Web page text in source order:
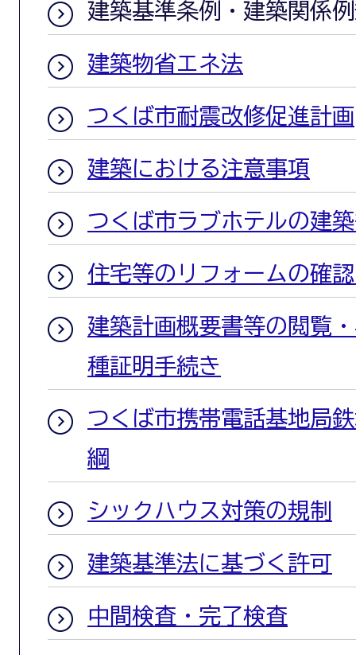
建築基準条例・建築関係
建築物省エネ法
つくば市耐震改修促進計画
建築における注意事項
つくば市ラブホテルの建
住宅等のリフォームの確
建築計画概要書等の閲覧
種証明手続き
つくば市携帯電話基地局
綱
シックハウス対策の規制
建築基準法に基づく許可
中間検査・完了検査